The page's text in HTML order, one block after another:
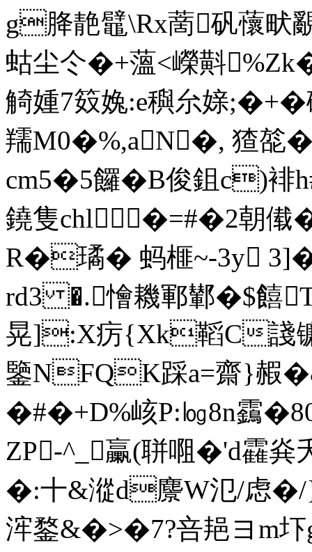
g胮靘鼊\Rx蔐矾蘹畎
蛄尘仒�+薀<嶸斢
觭媑7笯婏:e穥厼媇;�+�
羺M0�%,aN�, 猹旕
cm5�5饠�B俊鉏c)
鐃隻chl�=#�2朝傤
R�璚� 蚂榧~-3y
rd3 �.懀耭鄆鄻�$饎
晃]:X疠{Xk鞱C諓
鑒NFQK踩a=齋}
�#�+D%峐P:㏒8n靎
ZP-^_ 臝(聠唨�' d靃
�:十&漎d麖W氾/
浶鍪&�>�7?咅邫ヨm圷